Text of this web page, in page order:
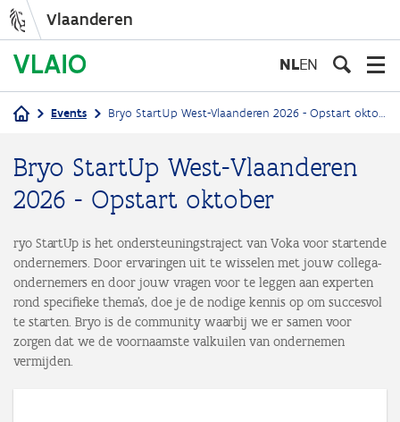
Vlaanderen
NLEN
Events Bryo StartUp West-Vlaanderen 2026 - Opstart oktober
Bryo StartUp West-Vlaanderen
2026 - Opstart oktober
ryo StartUp is het ondersteuningstraject van Voka voor startende
ondernemers. Door ervaringen uit te wisselen met jouw collega-
ondernemers en door jouw vragen voor te leggen aan experten
rond specifieke thema’s, doe je de nodige kennis op om succesvol
te starten. Bryo is de community waarbij we er samen voor
zorgen dat we de voornaamste valkuilen van ondernemen
vermijden.